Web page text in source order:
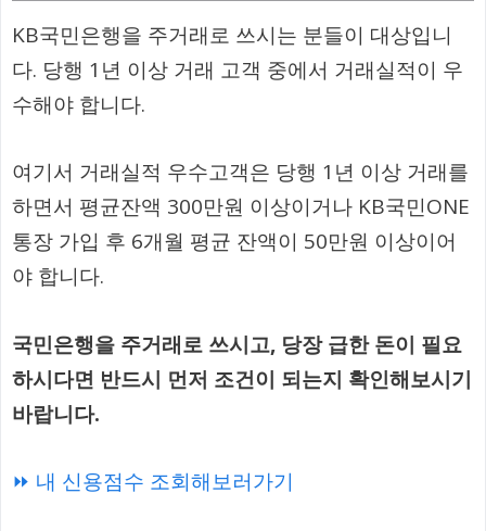
KB국민은행을 주거래로 쓰시는 분들이 대상입니
다. 당행 1년 이상 거래 고객 중에서 거래실적이 우
수해야 합니다.
여기서 거래실적 우수고객은 당행 1년 이상 거래를
하면서 평균잔액 300만원 이상이거나 KB국민ONE
통장 가입 후 6개월 평균 잔액이 50만원 이상이어
야 합니다.
국민은행을 주거래로 쓰시고, 당장 급한 돈이 필요
하시다면 반드시 먼저 조건이 되는지 확인해보시기
바랍니다.
⏩ 내 신용점수 조회해보러가기